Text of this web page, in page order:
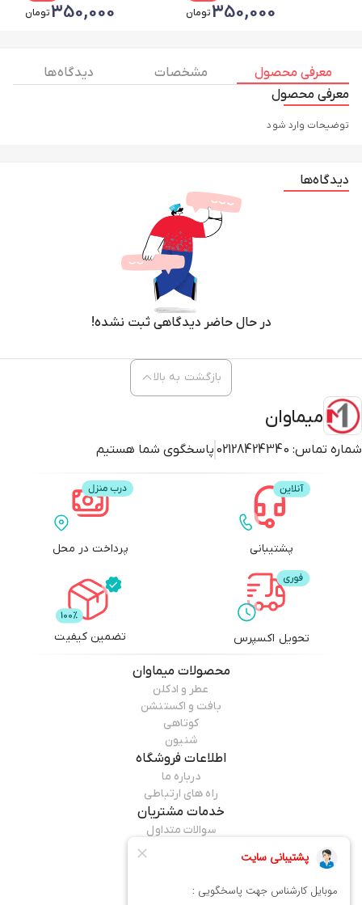
350,000تومان 350,000تومان
معرفی محصول مشخصات
دیدگاه ها
معرفی محصول
توضیحات وارد شود
دیدگاه‌ها
در حال حاضر دیدگاهی ثبت نشده!
میماوان
شماره تماس: 02128424340 پاسخگوی شما هستیم
بازگشت به بالا
پشتیبانی پرداخت در محل
تحویل اکسپرس تضمین کیفیت
محصولاتمیماوان
عطر و ادکلن
بافت و اکستنشن
کوتاهی
شنیون
اطلاعات فروشگاه
درباره ما
راه های ارتباطی
خدمات مشتریان
سوالات متداول
قوانین مرجوعی
همراه ما باشید